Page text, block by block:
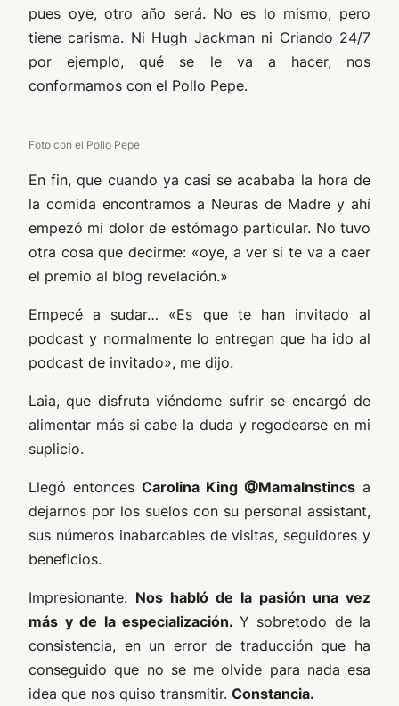
pues oye, otro año será. No es lo mismo, pero
tiene carisma. Ni Hugh Jackman ni Criando 24/7
por ejemplo, qué se le va a hacer, nos
conformamos con el Pollo Pepe.
Foto con el Pollo Pepe
En fin, que cuando ya casi se acababa la hora de
la comida encontramos a Neuras de Madre y ahí
empezó mi dolor de estómago particular. No tuvo
otra cosa que decirme: «oye, a ver si te va a caer
el premio al blog revelación.»
Empecé a sudar… «Es que te han invitado al
podcast y normalmente lo entregan que ha ido al
podcast de invitado», me dijo.
Laia, que disfruta viéndome sufrir se encargó de
alimentar más si cabe la duda y regodearse en mi
suplicio.
Llegó entonces Carolina King @MamaInstincs a
dejarnos por los suelos con su personal assistant,
sus números inabarcables de visitas, seguidores y
beneficios.
Impresionante. Nos habló de la pasión una vez
más y de la especialización. Y sobretodo de la
consistencia, en un error de traducción que ha
conseguido que no se me olvide para nada esa
idea que nos quiso transmitir. Constancia.